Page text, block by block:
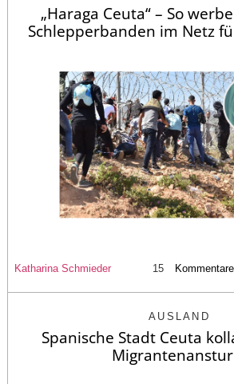
„Haraga Ceuta“ – So
Schlepperbanden im Netz
Katharina Schmieder 15
AUSLAND
Spanische Stadt Ceuta